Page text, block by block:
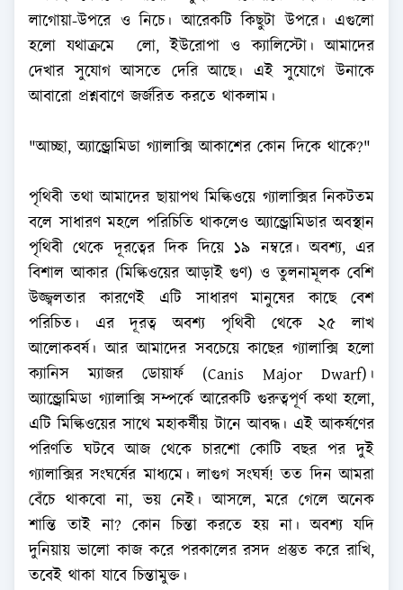
লাগোয়া-উপরে ও নিচে। আরেকটি কিছুটা উপরে। এগুলো
হলো যথাক্রমে লো, ইউরোপা ও ক্যালিস্টো। আমাদের
দেখার সুযোগ আসতে দেরি আছে। এই সুযোগে উনাকে
আবারো প্রশ্নবাণে জর্জরিত করতে থাকলাম।
"আচ্ছা, অ্যান্ড্রোমিডা গ্যালাক্সি আকাশের কোন দিকে থাকে?"
পৃথিবী তথা আমাদের ছায়াপথ মিল্কিওয়ে গ্যালাক্সির নিকটতম
বলে সাধারণ মহলে পরিচিতি থাকলেও অ্যান্ড্রোমিডার অবস্থান
পৃথিবী থেকে দূরত্বের দিক দিয়ে ১৯ নম্বরে। অবশ্য, এর
বিশাল আকার (মিল্কিওয়ের আড়াই গুণ) ও তুলনামূলক বেশি
উজ্জ্বলতার কারণেই এটি সাধারণ মানুষের কাছে বেশ
পরিচিত। এর দূরত্ব অবশ্য পৃথিবী থেকে ২৫ লাখ
আলোকবর্ষ। আর আমাদের সবচেয়ে কাছের গ্যালাক্সি হলো
ক্যানিস ম্যাজর ডোয়ার্ফ (Canis Major Dwarf)।
অ্যান্ড্রোমিডা গ্যালাক্সি সম্পর্কে আরেকটি গুরুত্বপূর্ণ কথা হলো,
এটি মিল্কিওয়ের সাথে মহাকর্ষীয় টানে আবদ্ধ। এই আকর্ষণের
পরিণতি ঘটবে আজ থেকে চারশো কোটি বছর পর দুই
গ্যালাক্সির সংঘর্ষের মাধ্যমে। লাগুগ সংঘর্ষ! তত দিন আমরা
বেঁচে থাকবো না, ভয় নেই। আসলে, মরে গেলে অনেক
শান্তি তাই না? কোন চিন্তা করতে হয় না। অবশ্য যদি
দুনিয়ায় ভালো কাজ করে পরকালের রসদ প্রস্তুত করে রাখি,
তবেই থাকা যাবে চিন্তামুক্ত।